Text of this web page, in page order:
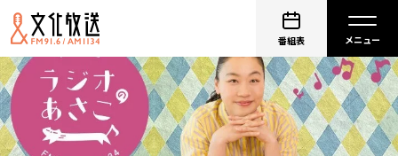
番組表